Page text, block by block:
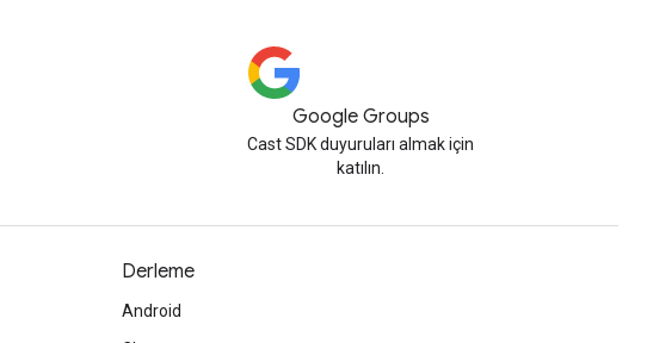
Google Groups
Cast SDK duyuruları almak için
katılın.
Derleme
Android